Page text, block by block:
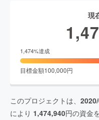
現
1,474%達成
目標金額100,000円
このプロジェクトは、
により 1,474,940円の資金